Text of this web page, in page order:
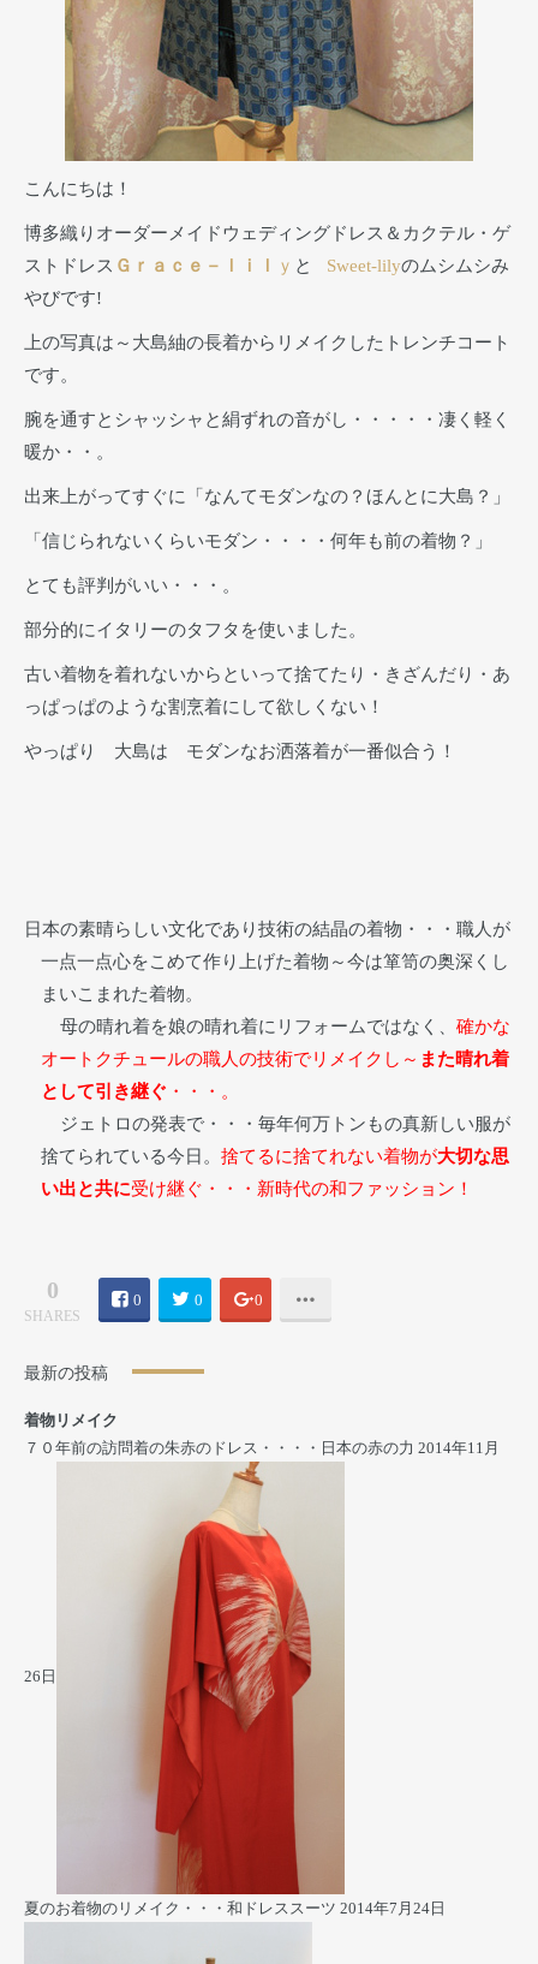
こんにちは！
博多織りオーダーメイドウェディングドレス＆カクテル・ゲ
ストドレス Ｇｒａｃｅ－ｌｉｌ ｙ と Sweet-lilyのムシムシみ
やびです!
上の写真は～大島紬の長着からリメイクしたトレンチコート
です。
腕を通すとシャッシャと絹ずれの音がし・・・・・凄く軽く
暖か・・。
出来上がってすぐに「なんてモダンなの？ほんとに大島？」
「信じられないくらいモダン・・・・何年も前の着物？」
とても評判がいい・・・。
部分的にイタリーのタフタを使いました。
古い着物を着れないからといって捨てたり・きざんだり・あ
っぱっぱのような割烹着にして欲しくない！
やっぱり 大島は モダンなお洒落着が一番似合う！
日本の素晴らしい文化であり技術の結晶の着物・・・職人が
一点一点心をこめて作り上げた着物～今は箪笥の奥深くし
まいこまれた着物。
母の晴れ着を娘の晴れ着にリフォームではなく、 確かな
オートクチュールの職人の技術でリメイクし～ また晴れ着
として引き継ぐ ・・・。
ジェトロの発表で・・・毎年何万トンもの真新しい服が
捨てられている今日。 捨てるに捨てれない着物が大切な思
い出と共に受け継ぐ・・・新時代の和ファッション！
0
SHARES
0 0 0
最新の投稿
着物リメイク
７０年前の訪問着の朱赤のドレス・・・・日本の赤の力 2014年11月
26日
夏のお着物のリメイク・・・和ドレススーツ 2014年7月24日